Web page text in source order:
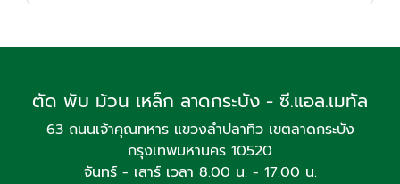
ตัด พับ ม้วน เหล็ก ลาดกระบัง - ซี.แอล.เมทัล
63 ถนนเจ้าคุณทหาร แขวงลำปลาทิว เขตลาดกระบัง
กรุงเทพมหานคร 10520
จันทร์ - เสาร์ เวลา 8.00 น. - 17.00 น.